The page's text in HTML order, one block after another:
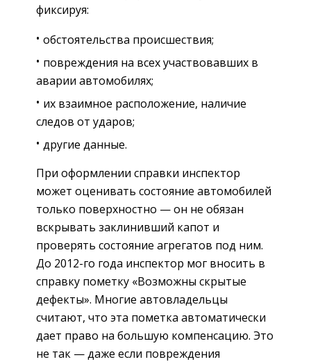
фиксируя:
обстоятельства происшествия;
повреждения на всех участвовавших в
аварии автомобилях;
их взаимное расположение, наличие
следов от ударов;
другие данные.
При оформлении справки инспектор
может оценивать состояние автомобилей
только поверхностно — он не обязан
вскрывать заклинивший капот и
проверять состояние агрегатов под ним.
До 2012-го года инспектор мог вносить в
справку пометку «Возможны скрытые
дефекты». Многие автовладельцы
считают, что эта пометка автоматически
дает право на большую компенсацию. Это
не так — даже если повреждения